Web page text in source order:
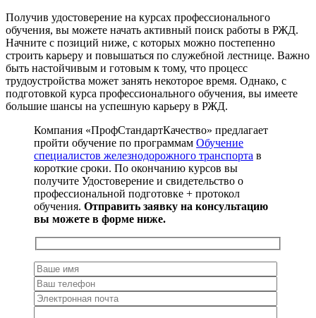
Получив удостоверение на курсах профессионального
обучения, вы можете начать активный поиск работы в РЖД.
Начните с позиций ниже, с которых можно постепенно
строить карьеру и повышаться по служебной лестнице. Важно
быть настойчивым и готовым к тому, что процесс
трудоустройства может занять некоторое время. Однако, с
подготовкой курса профессионального обучения, вы имеете
большие шансы на успешную карьеру в РЖД.
Компания «ПрофСтандартКачество» предлагает
пройти обучение по программам Обучение
специалистов железнодорожного транспорта в
короткие сроки. По окончанию курсов вы
получите Удостоверение и свидетельство о
профессиональной подготовке + протокол
обучения. Отправить заявку на консультацию
вы можете в форме ниже.